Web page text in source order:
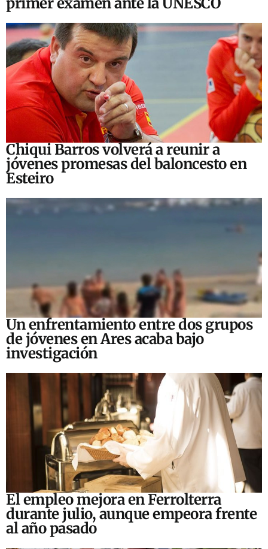
Chiqui Barros volverá a reunir a
jóvenes promesas del baloncesto en
Esteiro
Un enfrentamiento entre dos grupos
de jóvenes en Ares acaba bajo
investigación
El empleo mejora en Ferrolterra
durante julio, aunque empeora frente
al año pasado